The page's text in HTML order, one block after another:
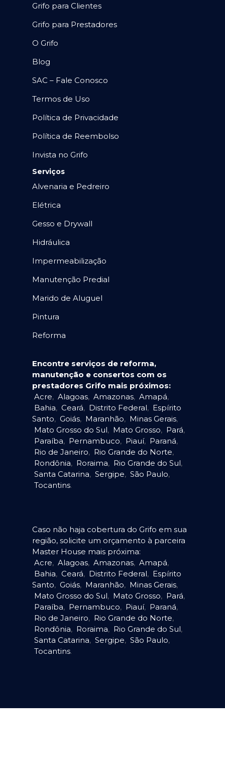
Grifo para Clientes
Grifo para Prestadores
O Grifo
Blog
SAC – Fale Conosco
Termos de Uso
Política de Privacidade
Política de Reembolso
Invista no Grifo
Serviços
Alvenaria e Pedreiro
Elétrica
Gesso e Drywall
Hidráulica
Impermeabilização
Manutenção Predial
Marido de Aluguel
Pintura
Reforma
Encontre serviços de reforma,
manutenção e consertos com os
prestadores Grifo mais próximos:
Acre, Alagoas, Amazonas, Amapá,
Bahia, Ceará, Distrito Federal, Espírito
Santo, Goiás, Maranhão, Minas Gerais,
Mato Grosso do Sul, Mato Grosso, Pará,
Paraíba, Pernambuco, Piauí, Paraná,
Rio de Janeiro, Rio Grande do Norte,
Rondônia, Roraima, Rio Grande do Sul,
Santa Catarina, Sergipe, São Paulo,
Tocantins.
Caso não haja cobertura do Grifo em sua
região, solicite um orçamento à parceira
Master House mais próxima:
Acre, Alagoas, Amazonas, Amapá,
Bahia, Ceará, Distrito Federal, Espírito
Santo, Goiás, Maranhão, Minas Gerais,
Mato Grosso do Sul, Mato Grosso, Pará,
Paraíba, Pernambuco, Piauí, Paraná,
Rio de Janeiro, Rio Grande do Norte,
Rondônia, Roraima, Rio Grande do Sul,
Santa Catarina, Sergipe, São Paulo,
Tocantins.